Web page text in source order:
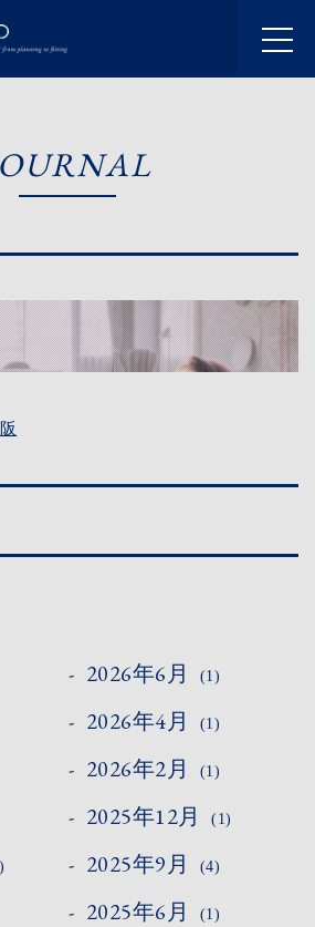
2026年6月 (1)
2026年4月 (1)
2026年2月 (1)
2025年12月 (1)
2025年9月 (4)
2025年6月 (1)
INFORMATION
SERVICE
SHOWROOM
PRIVACY